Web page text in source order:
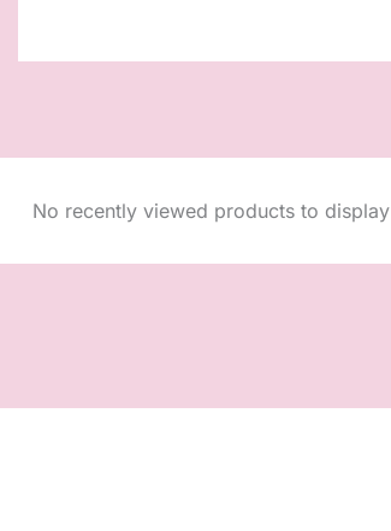
No recently viewed products to display